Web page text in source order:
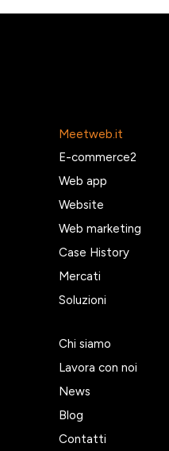
Meetweb.it
E-commerce2
Web app
Website
Web marketing
Case History
Mercati
Soluzioni
Chi siamo
Lavora con noi
News
Blog
Contatti